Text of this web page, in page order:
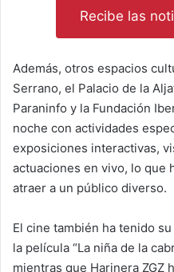
Recibe las
Además, otros espacios
Serrano, el Palacio de la
Paraninfo y la Fundación
noche con actividades
exposiciones interactivas,
actuaciones en vivo, lo que
atraer a un público diverso.
El cine también ha tenido
la película “La niña de la
mientras que Harinera ZGZ